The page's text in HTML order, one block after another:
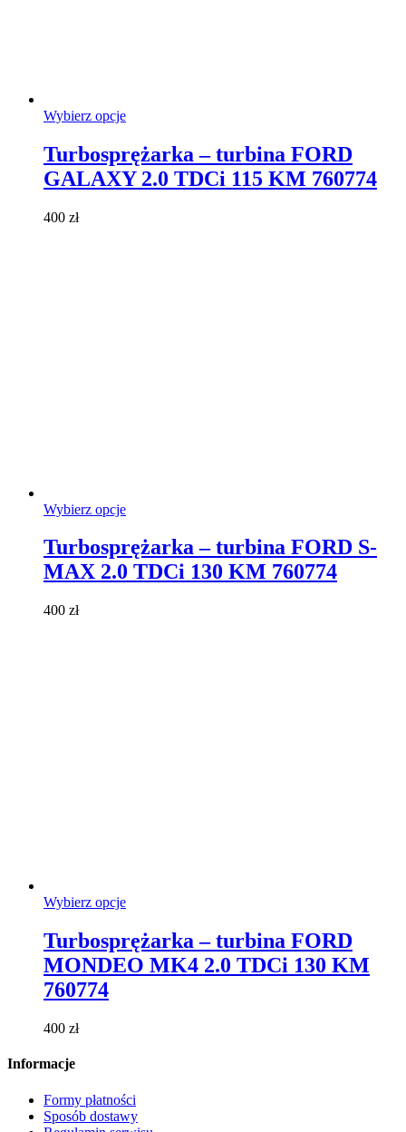
Wybierz opcjeTen
wiele
wariantów.
Turbosprężarka – turbina FORD
GALAXY 2.0 TDCi 115 KM 760774
400 zł
Wybierz opcjeTen
ma
wiele
wariantów.
Turbosprężarka – turbina FORD S-
MAX 2.0 TDCi 130 KM 760774
400 zł
Wybierz opcjeTen
wiele
wariantów.
Turbosprężarka – turbina FORD
MONDEO MK4 2.0 TDCi 130 KM
760774
400 zł
Informacje
Formy płatności
Sposób dostawy